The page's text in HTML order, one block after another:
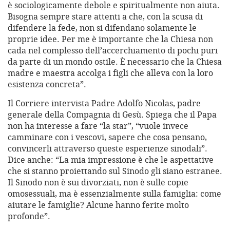
è sociologicamente debole e spiritualmente non aiuta.
Bisogna sempre stare attenti a che, con la scusa di
difendere la fede, non si difendano solamente le
proprie idee. Per me è importante che la Chiesa non
cada nel complesso dell’accerchiamento di pochi puri
da parte di un mondo ostile. È necessario che la Chiesa
madre e maestra accolga i figli che alleva con la loro
esistenza concreta”.
Il Corriere intervista Padre Adolfo Nicolas, padre
generale della Compagnia di Gesù. Spiega che il Papa
non ha interesse a fare “la star”, “vuole invece
camminare con i vescovi, sapere che cosa pensano,
convincerli attraverso queste esperienze sinodali”.
Dice anche: “La mia impressione è che le aspettative
che si stanno proiettando sul Sinodo gli siano estranee.
Il Sinodo non è sui divorziati, non è sulle copie
omosessuali, ma è essenzialmente sulla famiglia: come
aiutare le famiglie? Alcune hanno ferite molto
profonde”.